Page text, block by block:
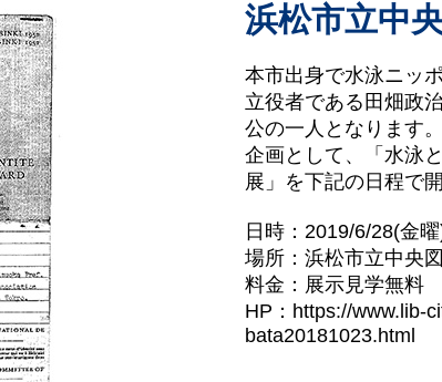
浜松市立中
本市出身で水泳ニッ
立役者である田畑政
公の一人となります
企画として、「水泳
展」を下記の日程で
日時：2019/6/28(金
場所：浜松市立中央
料金：展示見学無料
HP： https://www.lib-
bata20181023.html